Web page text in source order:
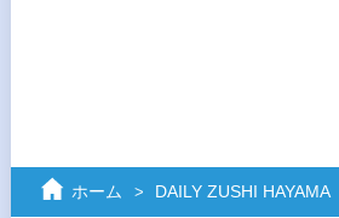
ホーム DAILY ZUSHI HAYAMA